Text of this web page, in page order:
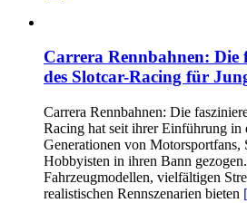
Carrera Rennbahnen: Die
des Slotcar-Racing für
Carrera Rennbahnen: Die
Racing hat seit ihrer Einführung in
Generationen von Motorsportfans,
Hobbyisten in ihren Bann
Fahrzeugmodellen, vielfältigen
realistischen Rennszenarien bieten